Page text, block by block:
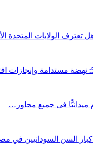
تعترف الولايات المتحدة
ميدانيًّا فى جميع محاور…
السن السودانيين في